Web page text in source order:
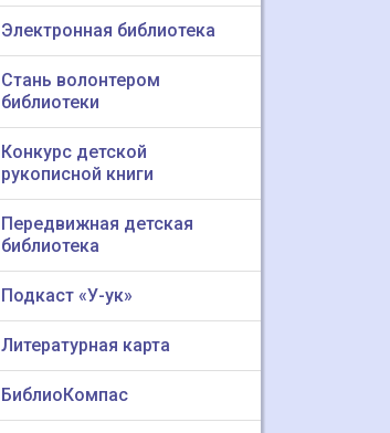
Электронная библиотека
Стань волонтером
библиотеки
Конкурс детской
рукописной книги
Передвижная детская
библиотека
Подкаст «У-ук»
Литературная карта
БиблиоКомпас